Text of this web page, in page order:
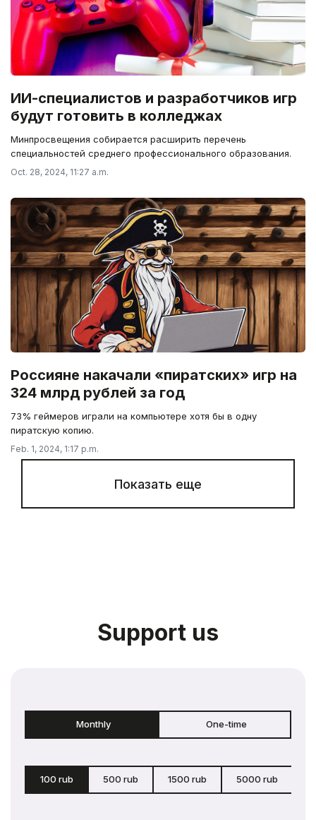
ИИ-специалистов и разработчиков игр
будут готовить в колледжах
Минпросвещения собирается расширить перечень
специальностей среднего профессионального образования.
Oct. 28, 2024, 11:27 a.m.
Россияне накачали «пиратских» игр на
324 млрд рублей за год
73% геймеров играли на компьютере хотя бы в одну
пиратскую копию.
Feb. 1, 2024, 1:17 p.m.
Показать еще
Support us
Monthly One-time
100 rub 500 rub 1500 rub 5000 rub